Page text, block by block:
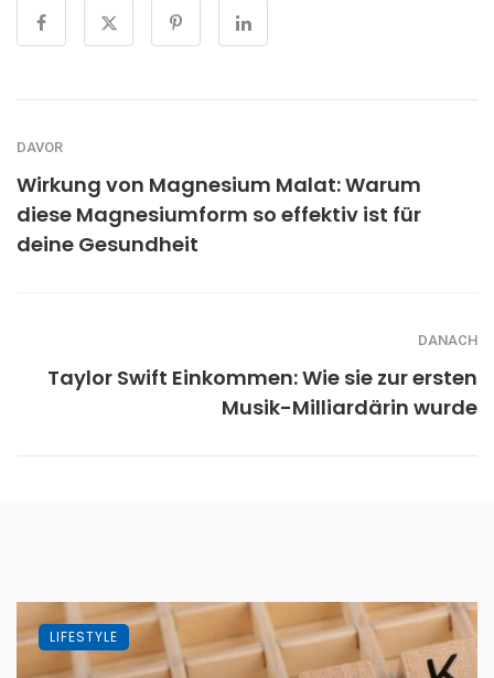
DAVOR
Wirkung von Magnesium Malat: Warum
diese Magnesiumform so effektiv ist für
deine Gesundheit
DANACH
Taylor Swift Einkommen: Wie sie zur ersten
Musik-Milliardärin wurde
LIFESTYLE